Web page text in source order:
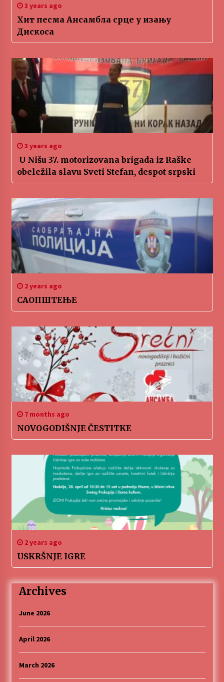
3 years ago
Хит песма Ансамбла срце у изању
Дискоса
3 years ago
U Nišu 37. motorizovana brigada iz Raške
obeležila slavu Sveti Stefan, despot srpski
2 years ago
САОПШТЕЊЕ
7 months ago
NOVOGODIŠNJE ČESTITKE
2 years ago
USKRŠNJE IGRE
Archives
June 2026
April 2026
March 2026